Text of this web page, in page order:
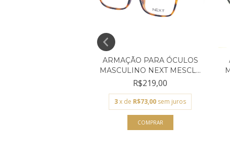
ARMAÇÃO PARA ÓCULOS
MASCULINO NEXT MESCL...
R$219,00
3x de R$73,00 sem juros